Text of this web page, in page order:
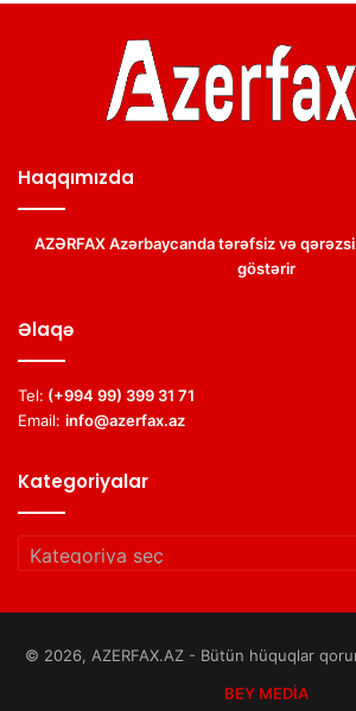
Haqqımızda
AZƏRFAX Azərbaycanda tərəfsiz və
göstərir
Əlaqə
Tel: (+994 99) 399 31 71
Email: info@azerfax.az
Kategoriyalar
Kategoriyalar
© 2026, AZERFAX.AZ - Bütün hüquqlar
BEY MEDİA